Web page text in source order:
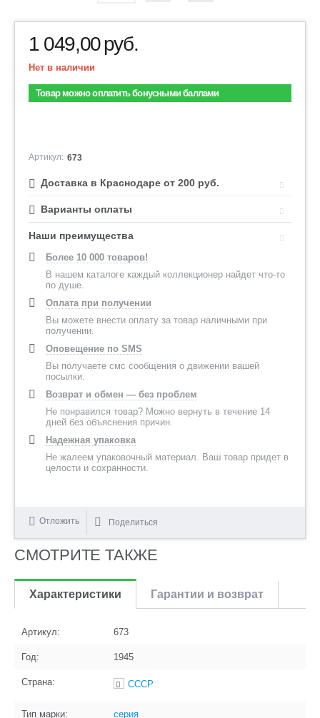
1 049,00руб.
Нет в наличии
Товар можно оплатить бонусными баллами
Артикул: 673
Доставка в Краснодаре от 200 руб.
Варианты оплаты
Наши преимущества
Более 10 000 товаров!
В нашем каталоге каждый коллекционер найдет что-то
по душе.
Оплата при получении
Вы можете внести оплату за товар наличными при
получении.
Оповещение по SMS
Вы получаете смс сообщения о движении вашей
посылки.
Возврат и обмен — без проблем
Не понравился товар? Можно вернуть в течение 14
дней без объяснения причин.
Надежная упаковка
Не жалеем упаковочный материал. Ваш товар придет в
целости и сохранности.
Отложить Поделиться
СМОТРИТЕ ТАКЖЕ
Характеристики Гарантии и возврат
Артикул: 673
Год: 1945
Страна: СССР
Тип марки: серия